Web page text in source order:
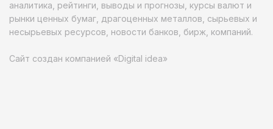
аналитика, рейтинги, выводы и прогнозы, курсы валют и
рынки ценных бумаг, драгоценных металлов, сырьевых и
несырьевых ресурсов, новости банков, бирж, компаний.
Сайт создан компанией «Digital idea»